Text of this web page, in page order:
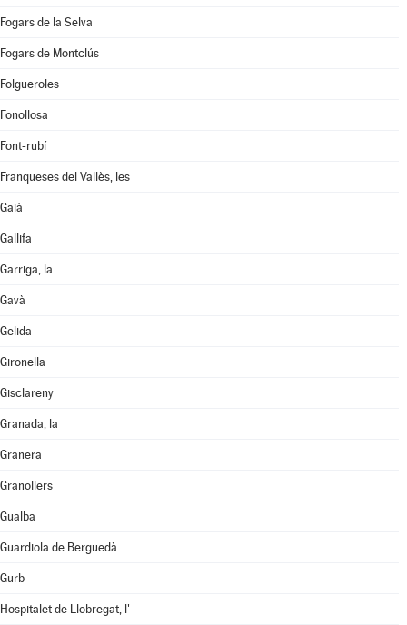
Fogars de la Selva
Fogars de Montclús
Folgueroles
Fonollosa
Font-rubí
Franqueses del Vallès, les
Gaià
Gallifa
Garriga, la
Gavà
Gelida
Gironella
Gisclareny
Granada, la
Granera
Granollers
Gualba
Guardiola de Berguedà
Gurb
Hospitalet de Llobregat, l'